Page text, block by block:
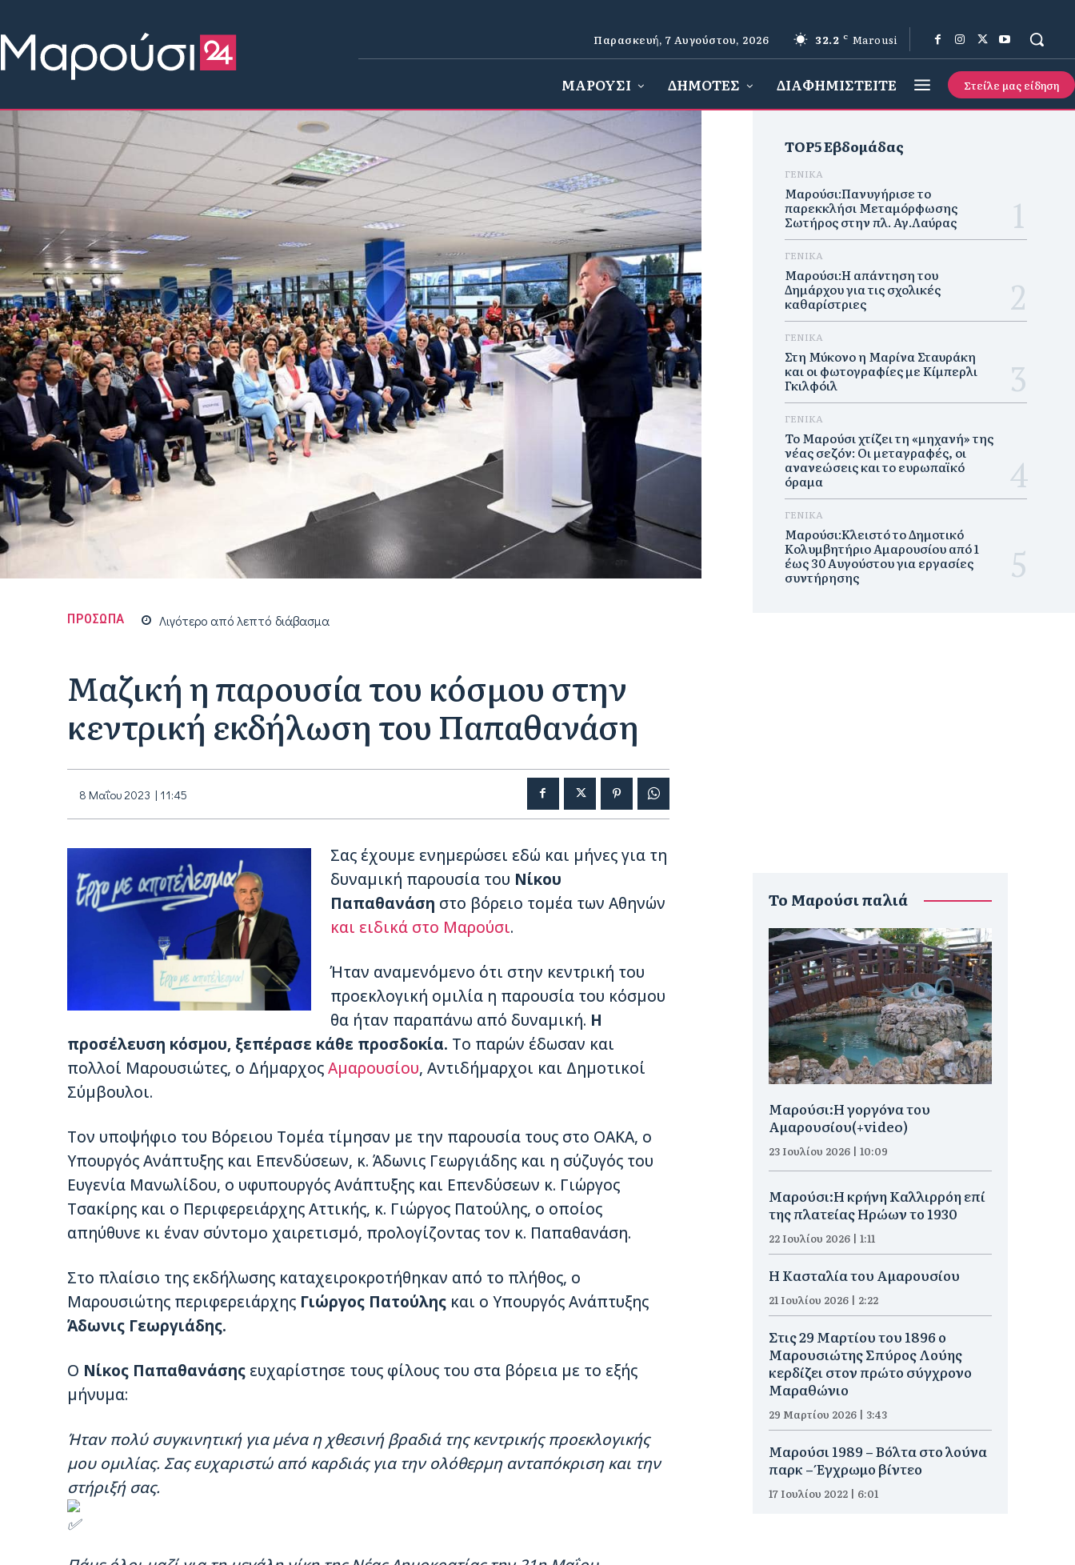
Παρασκευή, 7 Αυγούστου, 2026 32.2 C Marousi
ΜΑΡΟΥΣΙ ΔΗΜΟΤΕΣ ΔΙΑΦΗΜΙΣΤΕΙΤΕ Στείλε μας είδηση
ΠΡΟΣΩΠΑ Λιγότερο απόλεπτό διάβασμα
Μαζική η παρουσία του κόσμου στην
κεντρική εκδήλωση του Παπαθανάση
8 Μαΐου 2023 | 11:45
Σας έχουμε ενημερώσει εδώ και μήνες για τη
δυναμική παρουσία του Νίκου
Παπαθανάση στο βόρειο τομέα των Αθηνών
και ειδικά στο Μαρούσι.
Ήταν αναμενόμενο ότι στην κεντρική του
προεκλογική ομιλία η παρουσία του κόσμου
θα ήταν παραπάνω από δυναμική. Η
προσέλευση κόσμου, ξεπέρασε κάθε προσδοκία. Το παρών έδωσαν και
πολλοί Μαρουσιώτες, ο ΔήμαρχοςΑμαρουσίου, Αντιδήμαρχοι και Δημοτικοί
Σύμβουλοι.
Τον υποψήφιο του Βόρειου Τομέα τίμησαν με την παρουσία τους στο ΟΑΚΑ, ο
Υπουργός Ανάπτυξης και Επενδύσεων, κ. Άδωνις Γεωργιάδης και η σύζυγός του
Ευγενία Μανωλίδου, ο υφυπουργός Ανάπτυξης και Επενδύσεων κ. Γιώργος
Τσακίρης και ο Περιφερειάρχης Αττικής, κ. Γιώργος Πατούλης, ο οποίος
απηύθυνε κι έναν σύντομο χαιρετισμό, προλογίζοντας τον κ. Παπαθανάση.
Στο πλαίσιο της εκδήλωσης καταχειροκροτήθηκαν από το πλήθος, ο
Μαρουσιώτης περιφερειάρχης Γιώργος Πατούλης και ο Υπουργός Ανάπτυξης
Άδωνις Γεωργιάδης.
Ο Νίκος Παπαθανάσης ευχαρίστησε τους φίλους του στα βόρεια με το εξής
μήνυμα:
Ήταν πολύ συγκινητική για μένα η χθεσινή βραδιά της κεντρικής προεκλογικής
μου ομιλίας. Σας ευχαριστώ από καρδιάς για την ολόθερμη ανταπόκριση και την
στήριξή σας.
TOP5 Εβδομάδας
ΓΕΝΙΚΑ
Μαρούσι:Πανυγήρισε το
παρεκκλήσι Μεταμόρφωσης
Σωτήρος στην πλ. Αγ.Λαύρας
ΓΕΝΙΚΑ
Μαρούσι:Η απάντηση του
Δημάρχου για τις σχολικές
καθαρίστριες
ΓΕΝΙΚΑ
Στη Μύκονο η Μαρίνα Σταυράκη
και οι φωτογραφίες με Κίμπερλι
Γκιλφόιλ
ΓΕΝΙΚΑ
Το Μαρούσι χτίζει τη «μηχανή» της
νέας σεζόν: Οι μεταγραφές, οι
ανανεώσεις και το ευρωπαϊκό
όραμα
ΓΕΝΙΚΑ
Μαρούσι:Κλειστό το Δημοτικό
Κολυμβητήριο Αμαρουσίου από 1
έως 30 Αυγούστου για εργασίες
συντήρησης
To Μαρούσι παλιά
Μαρούσι:H γοργόνα του
Αμαρουσίου(+video)
23 Ιουλίου 2026 | 10:09
Μαρούσι:Η κρήνη Καλλιρρόη επί
της πλατείας Ηρώων το 1930
22 Ιουλίου 2026 | 1:11
Η Κασταλία του Αμαρουσίου
21 Ιουλίου 2026 | 2:22
Στις 29 Μαρτίου του 1896 ο
Μαρουσιώτης Σπύρος Λούης
κερδίζει στον πρώτο σύγχρονο
Μαραθώνιο
29 Μαρτίου 2026 | 3:43
Μαρούσι 1989 – Βόλτα στο λούνα
παρκ – Έγχρωμο βίντεο
17 Ιουλίου 2022 | 6:01